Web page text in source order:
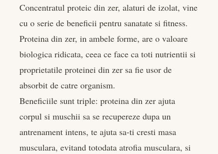
Concentratul proteic din zer, alaturi de izolat, vine
cu o serie de beneficii pentru sanatate si fitness.
Proteina din zer, in ambele forme, are o valoare
biologica ridicata, ceea ce face ca toti nutrientii si
proprietatile proteinei din zer sa fie usor de
absorbit de catre organism.
Beneficiile sunt triple: proteina din zer ajuta
corpul si muschii sa se recupereze dupa un
antrenament intens, te ajuta sa-ti cresti masa
musculara, evitand totodata atrofia musculara, si